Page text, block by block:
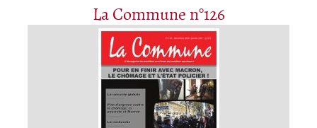
La Commune n°126